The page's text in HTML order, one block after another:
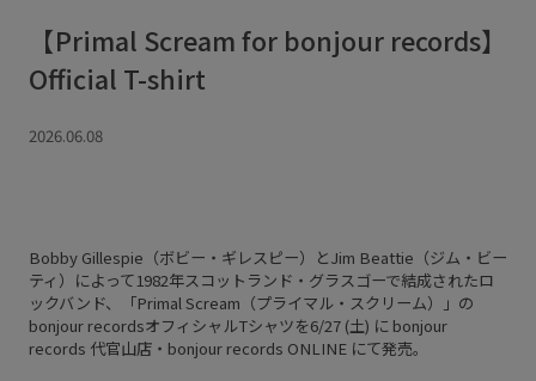
【Primal Scream for bonjour records】
Official T-shirt
2026.06.08
Bobby Gillespie（ボビー・ギレスピー）とJim Beattie（ジム・ビー
ティ）によって1982年スコットランド・グラスゴーで結成されたロ
ックバンド、「Primal Scream（プライマル・スクリーム）」の
bonjour recordsオフィシャルTシャツを6/27 (土) に bonjour
records 代官山店・bonjour records ONLINE にて発売。